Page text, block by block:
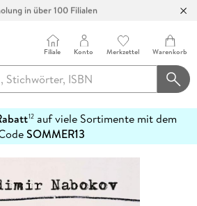
in über 100 Filialen
Filiale Konto Merkzettel Warenkorb
12auf viele Sortimente mit dem
SOMMER13